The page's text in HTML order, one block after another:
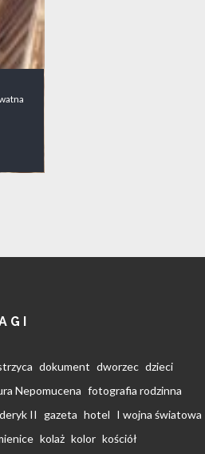
dokument dworzec dzieci
Nepomucena fotografia rodzinna
II
gazeta hotel I wojna światowa
kolaż kolor kościół